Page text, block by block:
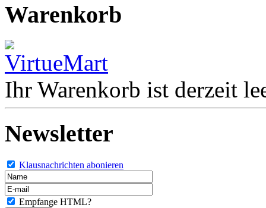
Warenkorb
Ihr Warenkorb ist derzeit
Newsletter
Klausnachrichten abonieren
Empfange HTML?